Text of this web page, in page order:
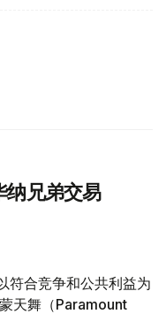
纳兄弟交易
符合竞争和公共利益为
天舞（Paramount